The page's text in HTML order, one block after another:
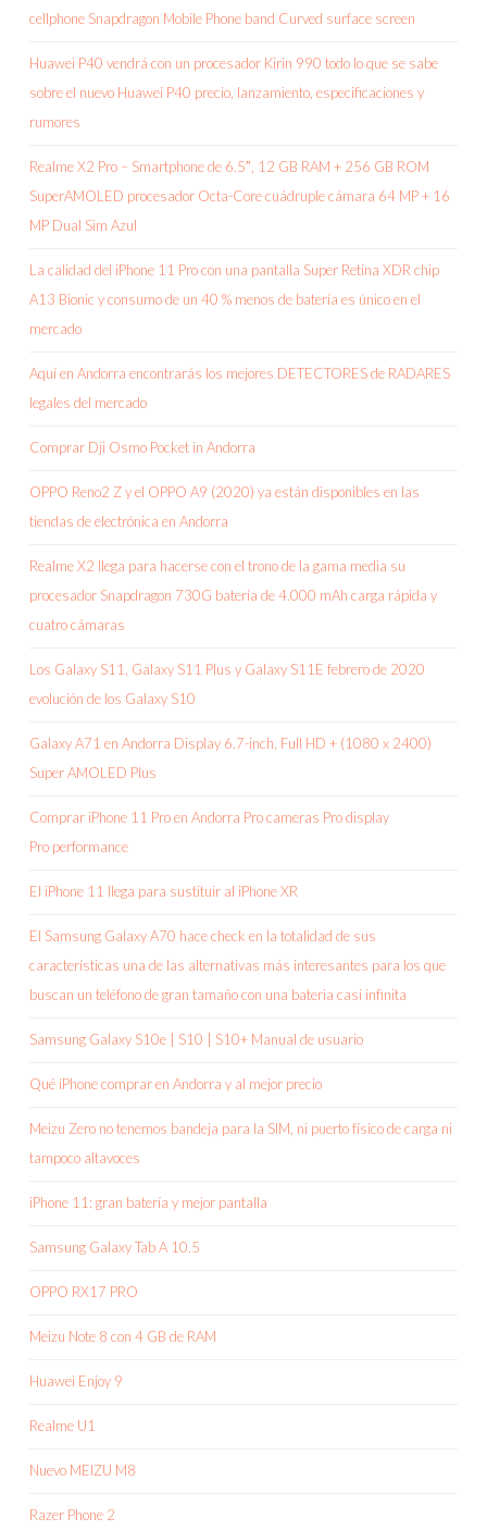
cellphone Snapdragon Mobile Phone band Curved surface screen
Huawei P40 vendrá con un procesador Kirin 990 todo lo que se sabe
sobre el nuevo Huawei P40 precio, lanzamiento, especificaciones y
rumores
Realme X2 Pro – Smartphone de 6.5″, 12 GB RAM + 256 GB ROM
SuperAMOLED procesador Octa-Core cuádruple cámara 64 MP + 16
MP Dual Sim Azul
La calidad del iPhone 11 Pro con una pantalla Super Retina XDR chip
A13 Bionic y consumo de un 40 % menos de batería es único en el
mercado
Aquí en Andorra encontrarás los mejores DETECTORES de RADARES
legales del mercado
Comprar Dji Osmo Pocket in Andorra
OPPO Reno2 Z y el OPPO A9 (2020) ya están disponibles en las
tiendas de electrónica en Andorra
Realme X2 llega para hacerse con el trono de la gama media su
procesador Snapdragon 730G batería de 4.000 mAh carga rápida y
cuatro cámaras
Los Galaxy S11, Galaxy S11 Plus y Galaxy S11E febrero de 2020
evolución de los Galaxy S10
Galaxy A71 en Andorra Display 6.7-inch, Full HD + (1080 x 2400)
Super AMOLED Plus
Comprar iPhone 11 Pro en Andorra Pro cameras Pro display
Pro performance
El iPhone 11 llega para sustituir al iPhone XR
El Samsung Galaxy A70 hace check en la totalidad de sus
características una de las alternativas más interesantes para los que
buscan un teléfono de gran tamaño con una bateria casi infinita
Samsung Galaxy S10e | S10 | S10+ Manual de usuario
Qué iPhone comprar en Andorra y al mejor precio
Meizu Zero no tenemos bandeja para la SIM, ni puerto físico de carga ni
tampoco altavoces
iPhone 11: gran batería y mejor pantalla
Samsung Galaxy Tab A 10.5
OPPO RX17 PRO
Meizu Note 8 con 4 GB de RAM
Huawei Enjoy 9
Realme U1
Nuevo MEIZU M8
Razer Phone 2